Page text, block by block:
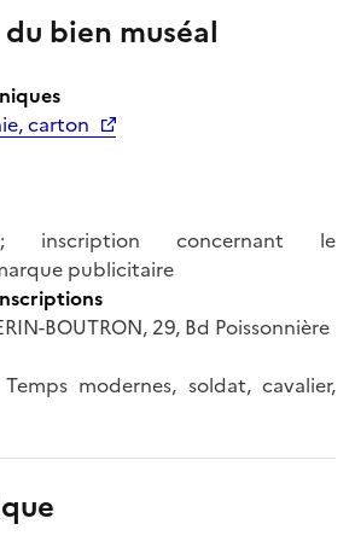
bien muséal
carton
; inscription concernant le
publicitaire
BOUTRON, 29, Bd Poissonnière
modernes, soldat, cavalier,